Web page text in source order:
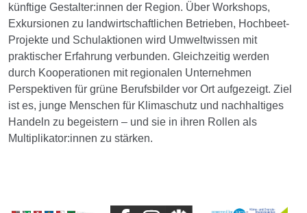
künftige Gestalter:innen der Region. Über Workshops,
Exkursionen zu landwirtschaftlichen Betrieben, Hochbeet-
Projekte und Schulaktionen wird Umweltwissen mit
praktischer Erfahrung verbunden. Gleichzeitig werden
durch Kooperationen mit regionalen Unternehmen
Perspektiven für grüne Berufsbilder vor Ort aufgezeigt. Ziel
ist es, junge Menschen für Klimaschutz und nachhaltiges
Handeln zu begeistern – und sie in ihren Rollen als
Multiplikator:innen zu stärken.